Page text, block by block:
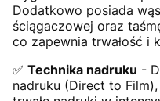
Dodatkowo posiada
ściągaczowej oraz
co zapewnia trwałość i
✅ Technika nadruku -
nadruku (Direct to